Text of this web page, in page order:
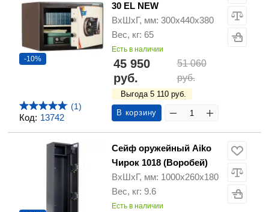
Код: 13742
-10%
(1)
30 EL NEW
ВхШхГ, мм: 300х440х380
Вес, кг: 65
Есть в наличии
45 950
руб.
51 060
руб.
Выгода 5 110 руб.
В корзину
Сейф оружейный Aiko
Чирок 1018 (Воробей)
ВхШхГ, мм: 1000x260x180
Вес, кг: 9.6
Есть в наличии